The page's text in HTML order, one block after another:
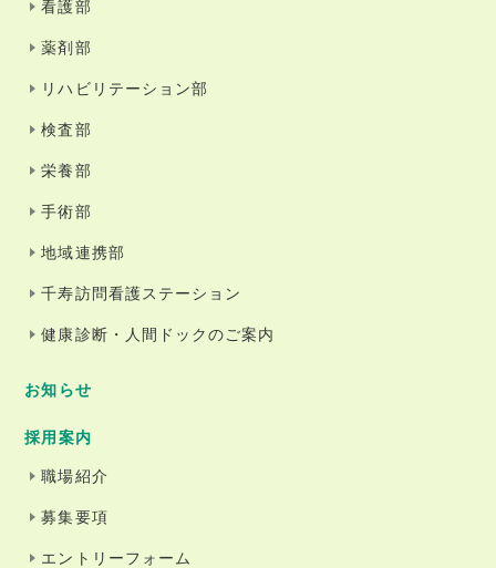
看護部
薬剤部
リハビリテーション部
検査部
栄養部
手術部
地域連携部
千寿訪問看護ステーション
健康診断・人間ドックのご案内
お知らせ
採用案内
職場紹介
募集要項
エントリーフォーム